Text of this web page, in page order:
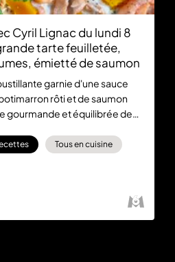
Cyril Lignac du lundi 8
tarte feuilletée,
émietté de saumon
garnie d'une sauce
rôti et de saumon
gourmande et équilibrée de
Tous en cuisine